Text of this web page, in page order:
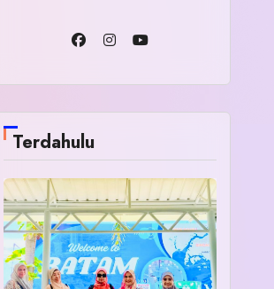
Terdahulu